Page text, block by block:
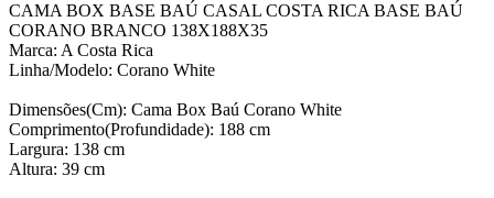
CAMA BOX BASE BAÚ CASAL COSTA RICA BASE BAÚ
CORANO BRANCO 138X188X35
Marca: A Costa Rica
Linha/Modelo: Corano White
Dimensões(Cm): Cama Box Baú Corano White
Comprimento(Profundidade): 188 cm
Largura: 138 cm
Altura: 39 cm